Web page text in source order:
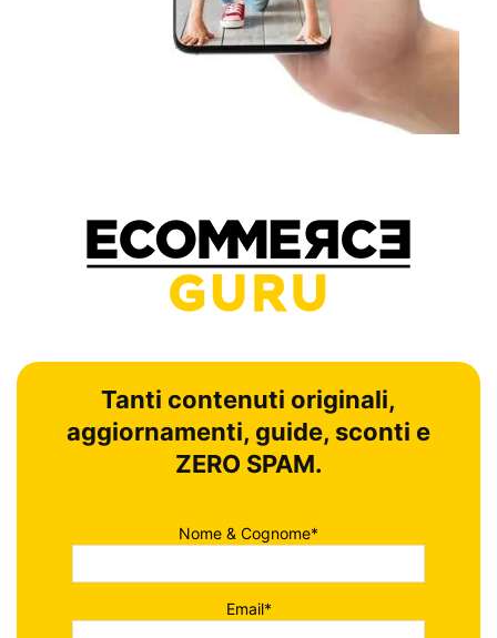
Tanti contenuti originali,
aggiornamenti, guide, sconti e
ZERO SPAM.
Nome & Cognome*
Email*